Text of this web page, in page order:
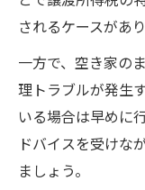
されるケースがあ
一方で、空き家の
理トラブルが発生
いる場合は早めに
ドバイスを受けな
ましょう。